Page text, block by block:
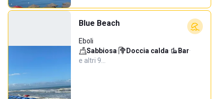
Blue Beach
Eboli
Sabbiosa· Doccia calda· Bar·
e altri 9…